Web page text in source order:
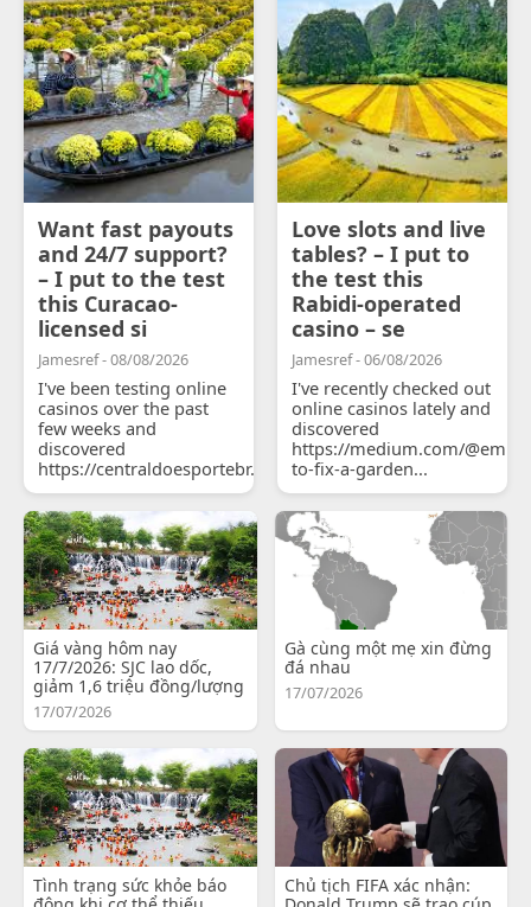
Want fast payouts
and 24/7 support?
– I put to the test
this Curacao-
licensed si
Jamesref - 08/08/2026
I've been testing online
casinos over the past
few weeks and
discovered
https://centraldoesportebr.substack.com/p/cucure...
Love slots and live
tables? – I put to
the test this
Rabidi-operated
casino – se
Jamesref - 06/08/2026
I've recently checked out
online casinos lately and
discovered
https://medium.com/
to-fix-a-garden...
Giá vàng hôm nay
17/7/2026: SJC lao dốc,
giảm 1,6 triệu đồng/lượng
17/07/2026
Gà cùng một mẹ xin đừng
đá nhau
17/07/2026
Tình trạng sức khỏe báo
Chủ tịch FIFA xác nhận: